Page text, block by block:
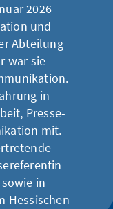
2026
und
Abteilung
war sie
in
Presse-
mit.
in
Hessischen